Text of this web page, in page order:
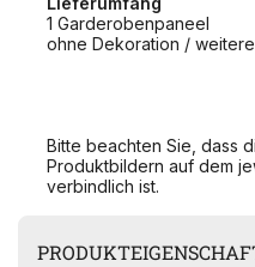
1 Garderobenpaneel
ohne Dekoration /
Bitte beachten Sie, dass
Produktbildern auf dem
verbindlich ist.